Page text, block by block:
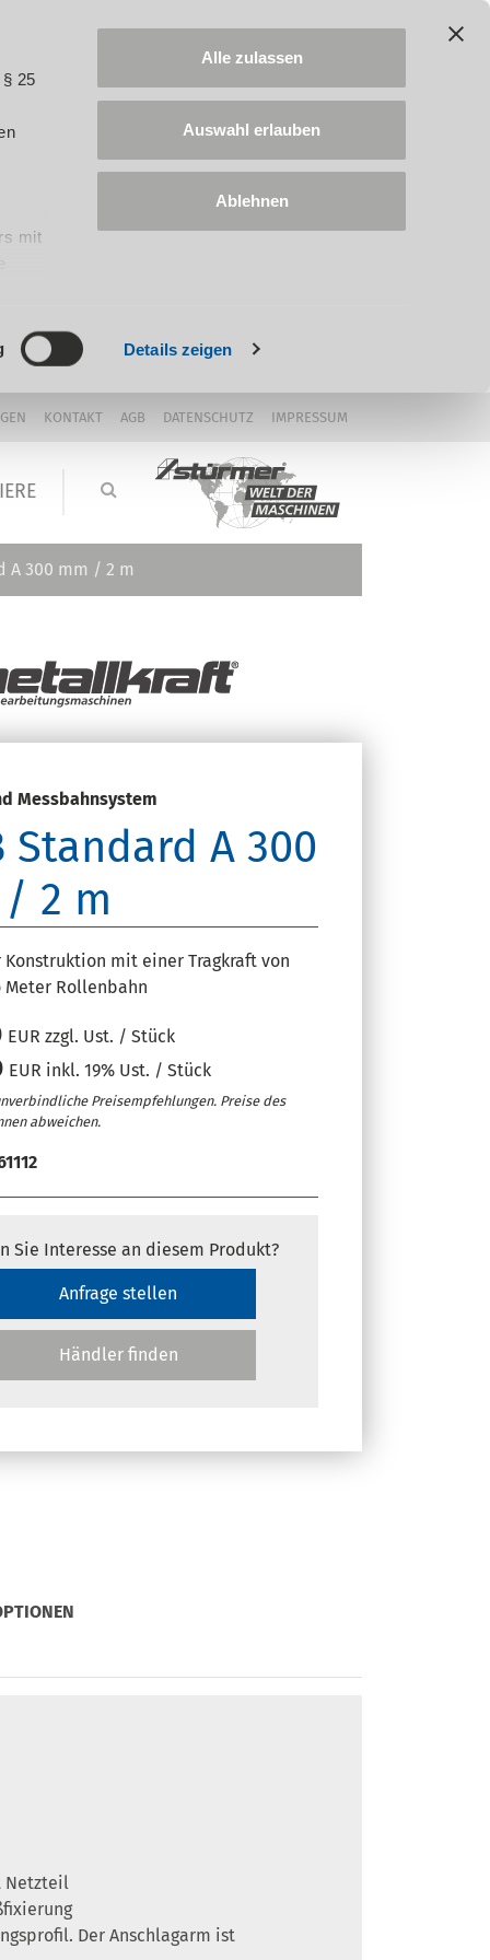
25
mit
Details zeigen
Alle zulassen
Auswahl erlauben
Ablehnen
KONTAKT AGB DATENSCHUTZ IMPRESSUM
A 300 mm / 2 m
Messbahnsystem
Standard A 300
2 m
mit einer Tragkraft von
Meter Rollenbahn
EUR zzgl. Ust. / Stück
EUR inkl. 19% Ust. / Stück
Preisempfehlungen. Preise des
abweichen.
Sie Interesse an diesem Produkt?
Anfrage stellen
Händler finden
Netzteil
Der Anschlagarm ist